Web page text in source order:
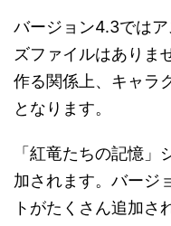
バージョン4.3では
ズファイルはありま
作る関係上、キャラ
となります。
「紅竜たちの記憶
加されます。バージ
トがたくさん追加さ